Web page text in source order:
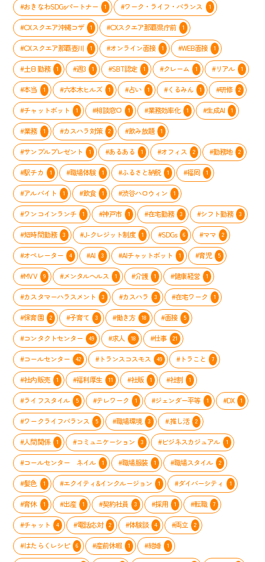
#おきなわSDGsパートナー 1 #ワーク・ライフ・バランス 1
#CXスクエア沖縄コザ 1 #CXスクエア那覇県庁前 1
#CXスクエア那覇壺川 1 #オンライン面接 1 #WEB面接 1
#土日勤務 1 #週3 1 #SBT認定 1 #クレーム 1 #リアル 1
#本当 1 #六本木ヒルズ 1 #占い 1 #くるみん 1 #研修 2
#チャットボット 1 #相談窓口 1 #業務効率化 1 #生成AI 1
#業務 1 #カスハラ対策 2 #飲み放題 1
#サンプルプレゼント 1 #あるある 1 #オフィス 2 #勤務地 2
#駅チカ 1 #職場体験 1 #ふるさと納税 1 #福岡 1
#アルバイト 1 #飲食 1 #渋谷ハロウィン 1
#ワンコインランチ 1 #神戸市 1 #在宅勤務 3 #シフト勤務 3
#短時間勤務 3 #J-クレジット制度 1 #SDGs 6 #ママ 2
#オペレーター 4 #AI 3 #AIチャットボット 1 #育児 5
#MVV 9 #メンタルヘルス 1 #介護 1 #健康経営 1
#カスタマーハラスメント 3 #カスハラ 3 #在宅ワーク 1
#保育園 2 #子育て 3 #働き方 18 #面接 5
#コンタクトセンター 49 #求人 18 #仕事 21
#コールセンター 42 #トランスコスモス 49 #トラこと 7
#社内販売 1 #福利厚生 11 #社販 1 #社割 1
#ライフスタイル 5 #テレワーク 1 #ジェンダー平等 1 #DX 1
#ワークライフバランス 5 #職場環境 3 #.推し活 2
#人間関係 1 #コミュニケーション 3 #ビジネスカジュアル 1
#コールセンター ネイル 1 #職場服装 1 #職場スタイル 2
#髪色 1 #エクイティ&インクルージョン 1 #ダイバーシティ 1
#育休 1 #出産 1 #契約社員 3 #採用 1 #転職 7
#チャット 4 #電話応対 2 #体験談 4 #両立 2
#はたらくレシピ 6 #産前休暇 1 #結婚 1